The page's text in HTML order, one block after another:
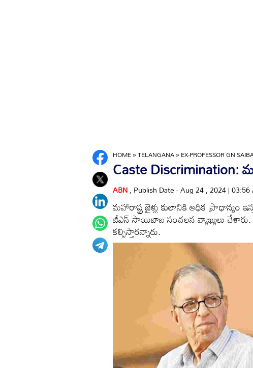
HOME»TELANGANA»EX-PROFESSOR GN
Caste Discrimination:
ABN, Publish Date - Aug 24 , 2024 | 03:56
మహారాష్ట్ర జైళ్లు కులానికి అధిక ప్రాధాన్యం
జీఎన్‌ సాయిబాబ సంచలన వ్యాఖ్యలు చేశారు.
కల్పిస్తారన్నారు.